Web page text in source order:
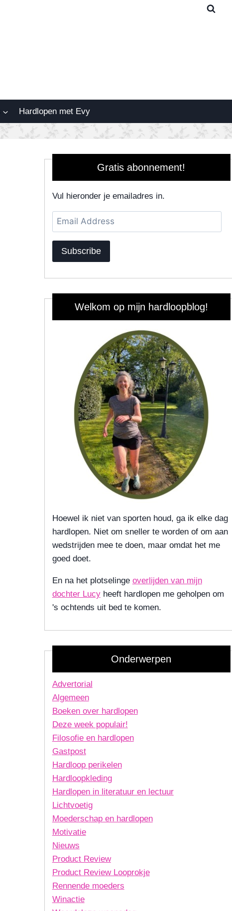
Hardlopen met Evy
Gratis abonnement!
Vul hieronder je emailadres in.
Email
Address
Subscribe
Welkom op mijn hardloopblog!
Hoewel ik niet van sporten houd, ga ik elke dag
hardlopen. Niet om sneller te worden of om aan
wedstrijden mee te doen, maar omdat het me
goed doet.
En na het plotselinge overlijden van mijn
dochter Lucyheeft hardlopen me geholpen om
's ochtends uit bed te komen.
Onderwerpen
Advertorial
Algemeen
Boeken over hardlopen
Deze week populair!
Filosofie en hardlopen
Gastpost
Hardloop perikelen
Hardloopkleding
Hardlopen in literatuur en lectuur
Lichtvoetig
Moederschap en hardlopen
Motivatie
Nieuws
Product Review
Product Review Looprokje
Rennende moeders
Winactie